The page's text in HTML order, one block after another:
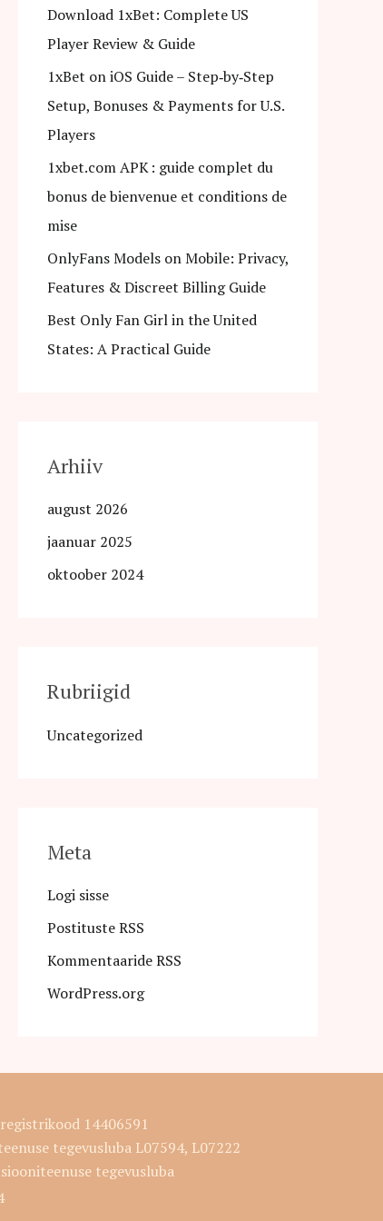
f
o
r
:
Download 1xBet: Complete US
Player Review & Guide
1xBet on iOS Guide – Step‑by‑Step
Setup, Bonuses & Payments for U.S.
Players
1xbet.com APK : guide complet du
bonus de bienvenue et conditions de
mise
OnlyFans Models on Mobile: Privacy,
Features & Discreet Billing Guide
Best Only Fan Girl in the United
States: A Practical Guide
Arhiiv
august 2026
jaanuar 2025
oktoober 2024
Rubriigid
Uncategorized
Meta
Logi sisse
Postituste RSS
Kommentaaride RSS
WordPress.org
14406591
tegevusluba L07594, L07222
tegevusluba